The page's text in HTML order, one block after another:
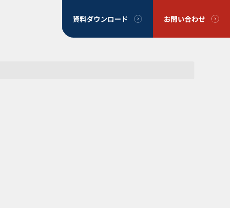
資料ダウンロード お問い合わせ